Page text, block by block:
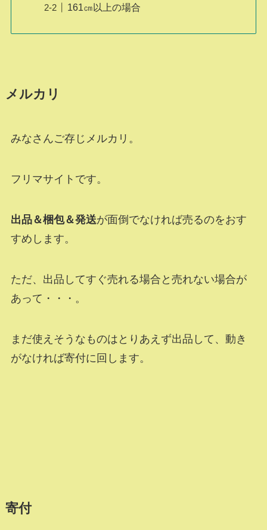
161㎝以上の場合
メルカリ
みなさんご存じメルカリ。
フリマサイトです。
出品＆梱包＆発送が面倒でなければ売るのをおす
すめします。
ただ、出品してすぐ売れる場合と売れない場合が
あって・・・。
まだ使えそうなものはとりあえず出品して、動き
がなければ寄付に回します。
寄付